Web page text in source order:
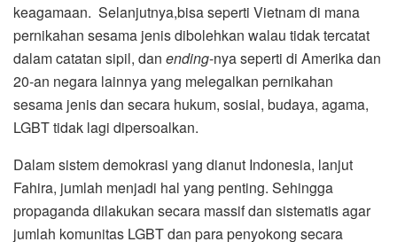
keagamaan. Selanjutnya,bisa seperti Vietnam di mana
pernikahan sesama jenis dibolehkan walau tidak tercatat
dalam catatan sipil, dan ending-nya seperti di Amerika dan
20-an negara lainnya yang melegalkan pernikahan
sesama jenis dan secara hukum, sosial, budaya, agama,
LGBT tidak lagi dipersoalkan.
Dalam sistem demokrasi yang dianut Indonesia, lanjut
Fahira, jumlah menjadi hal yang penting. Sehingga
propaganda dilakukan secara massif dan sistematis agar
jumlah komunitas LGBT dan para penyokong secara